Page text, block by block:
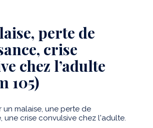
perte de
crise
chez l’adulte
105)
un malaise, une perte de
une crise convulsive chez l'adulte.